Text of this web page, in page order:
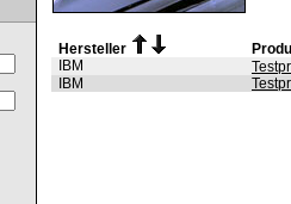
Hersteller
IBM
IBM